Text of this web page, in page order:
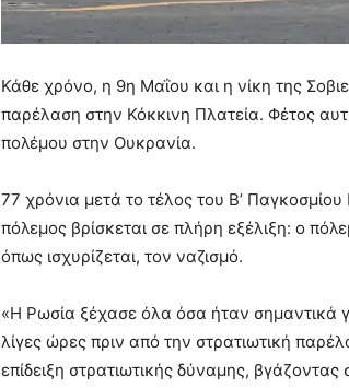
Κάθε χρόνο, η 9η Μαΐου και η νίκη της
παρέλαση στην Κόκκινη Πλατεία. Φέτος
πολέμου στην Ουκρανία.
77 χρόνια μετά το τέλος του Β’
πόλεμος βρίσκεται σε πλήρη εξέλιξη: ο
όπως ισχυρίζεται, τον ναζισμό.
«Η Ρωσία ξέχασε όλα όσα ήταν σημαντικά
λίγες ώρες πριν από την στρατιωτική
επίδειξη στρατιωτικής δύναμης,